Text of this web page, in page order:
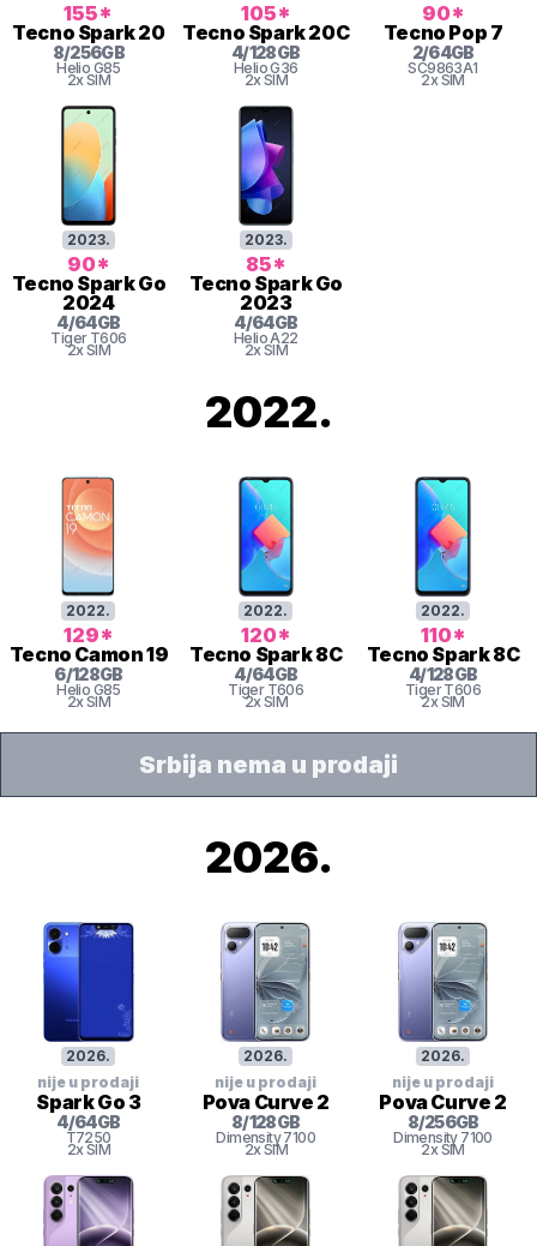
155*
Tecno Spark 20
8/256GB
Helio G85
2x SIM
105*
Tecno Spark 20C
4/128GB
HelioG36
2x SIM
90*
Tecno Pop 7
2/64GB
SC9863A1
2x SIM
2023.
90*
Tecno Spark Go
2024
4/64GB
Tiger T606
2x SIM
2023.
85*
Tecno Spark Go
2023
4/64GB
HelioA22
2x SIM
2022.
2022.
129*
Tecno Camon 19
6/128GB
Helio G85
2x SIM
2022.
120*
Tecno Spark 8C
4/64GB
Tiger T606
2x SIM
2022.
110*
Tecno Spark 8C
4/128GB
TigerT606
2x SIM
Srbija nema u prodaji
2026.
2026.
nije u prodaji
Spark Go 3
4/64GB
T7250
2x SIM
2026.
nije u prodaji
Pova Curve 2
8/128GB
Dimensity7100
2x SIM
2026.
nije u prodaji
Pova Curve 2
8/256GB
Dimensity 7100
2x SIM